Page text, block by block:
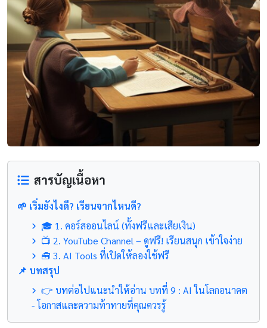
สารบัญเนื้อหา
🌱 เริ่มยังไงดี? เรียนจากไหนดี?
🎓 1. คอร์สออนไลน์ (ทั้งฟรีและเสียเงิน)
📺 2. YouTube Channel – ดูฟรี! เรียนสนุก เข้าใจง่าย
🧰 3. AI Tools ที่เปิดให้ลองใช้ฟรี
📌 บทสรุป
👉 บทต่อไปแนะนำให้อ่าน บทที่ 9 : AI ในโลกอนาคต
- โอกาสและความท้าทายที่คุณควรรู้